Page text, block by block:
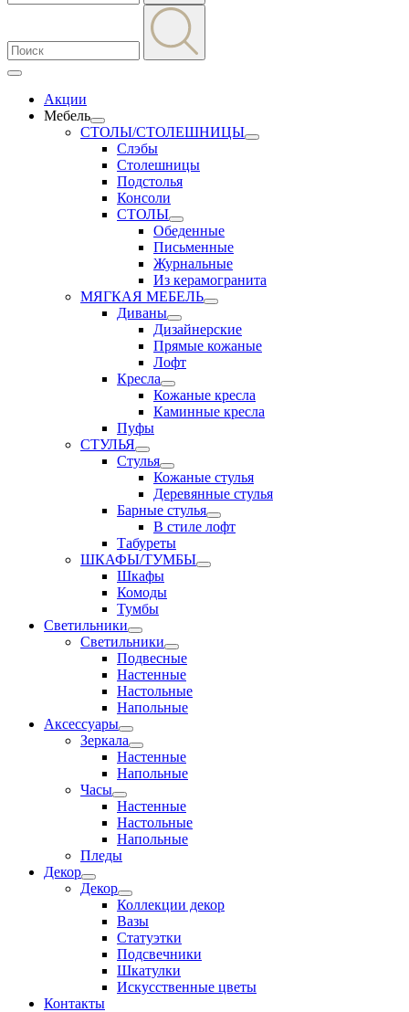
Акции
Мебель
СТОЛЫ/СТОЛЕШНИЦЫ
Слэбы
Столешницы
Подстолья
Консоли
СТОЛЫ
Обеденные
Письменные
Журнальные
Из керамогранита
МЯГКАЯ МЕБЕЛЬ
Диваны
Дизайнерские
Прямые кожаные
Лофт
Кресла
Кожаные кресла
Каминные кресла
Пуфы
СТУЛЬЯ
Стулья
Кожаные стулья
Деревянные стулья
Барные стулья
В стиле лофт
Табуреты
ШКАФЫ/ТУМБЫ
Шкафы
Комоды
Тумбы
Светильники
Светильники
Подвесные
Настенные
Настольные
Напольные
Аксессуары
Зеркала
Настенные
Напольные
Часы
Настенные
Настольные
Напольные
Пледы
Декор
Декор
Коллекции декор
Вазы
Статуэтки
Подсвечники
Шкатулки
Искусственные цветы
Контакты